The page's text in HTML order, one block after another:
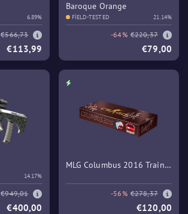
6.89%
€566,73
€113,99
Baroque Orange
FIELD-TESTED 21.14%
-64% €220,37
€79,00
14.17%
€949,01
€400,00
MLG Columbus 2016 Train
-56% €278,37
€120,00